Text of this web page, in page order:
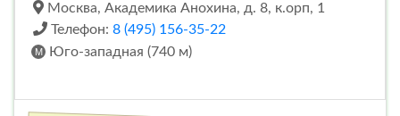
Москва, Академика Анохина, д. 8, к.орп, 1
Телефон: 8 (495) 156-35-22
Юго-западная (740 м)